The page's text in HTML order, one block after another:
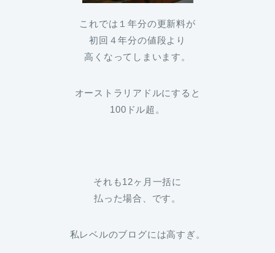
これでは１年分の更新料が
初回４年分の値段より
高くなってしまいます。
オーストラリアドルにすると
100ドル超。
それも12ヶ月一括に
払った場合、です。
私レベルのブログには高すぎ。